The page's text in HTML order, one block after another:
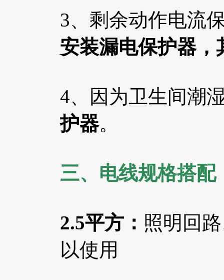
3、剩余动作电流
安装漏电保护器
4、因为卫生间潮
护器。
三、电线规格搭配
2.5平方： 照明回
以使用